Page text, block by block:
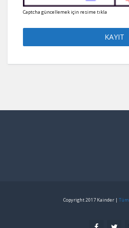
Captcha güncellemek için resime tıkla
Copyright 2017 Kainder |